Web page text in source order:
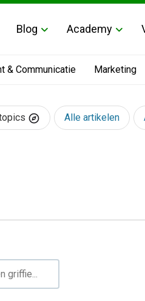
Blog Academy
& Communicatie Marketing
Alle artikelen